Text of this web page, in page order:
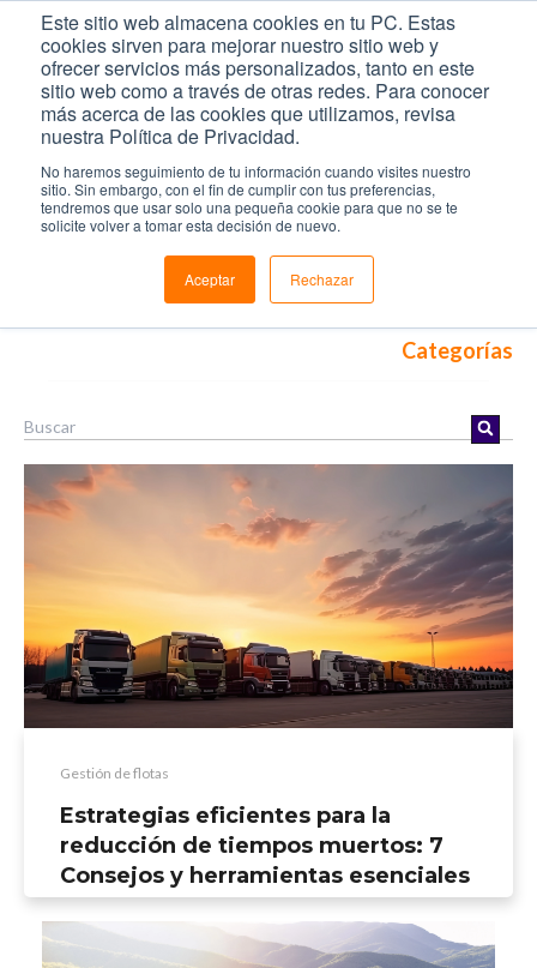
Este sitio web almacena cookies en tu PC. Estas
cookies sirven para mejorar nuestro sitio web y
ofrecer servicios más personalizados, tanto en este
sitio web como a través de otras redes. Para conocer
más acerca de las cookies que utilizamos, revisa
nuestra Política de Privacidad.
No haremos seguimiento de tu información cuando visites nuestro
sitio. Sin embargo, con el fin de cumplir con tus preferencias,
tendremos que usar solo una pequeña cookie para que no se te
solicite volver a tomar esta decisión de nuevo.
Aceptar Rechazar
Blog
Inicio / Recursos / Blog
Categorías
Gestión de flotas
Estrategias eficientes para la
reducción de tiempos muertos: 7
Consejos y herramientas esenciales